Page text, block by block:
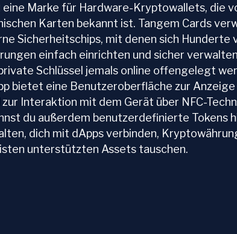
eine Marke für Hardware-Kryptowallets, die
Karten bekannt ist. Tangem Cards
Sicherheitschips, mit denen sich Hunderte
einfach einrichten und sicher
Schlüssel jemals online offengelegt
bietet eine Benutzeroberfläche zur
zur Interaktion mit dem Gerät über NFC-
du außerdem benutzerdefinierte Tokens
dich mit dApps verbinden,
unterstützten Assets tauschen.